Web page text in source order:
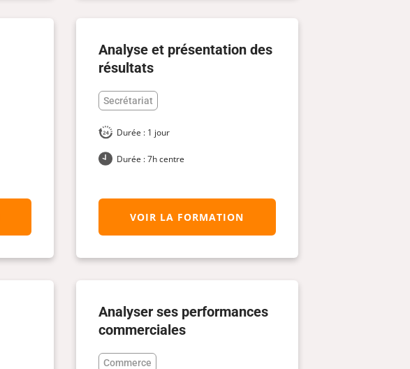
Analyse et présentation des
résultats
Secrétariat
Durée : 1 jour
Durée : 7h centre
VOIR LA FORMATION
Analyser ses performances
commerciales
Commerce